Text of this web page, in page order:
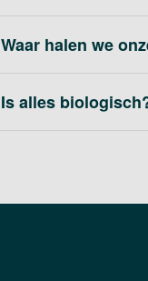
Waar halen we
Is alles